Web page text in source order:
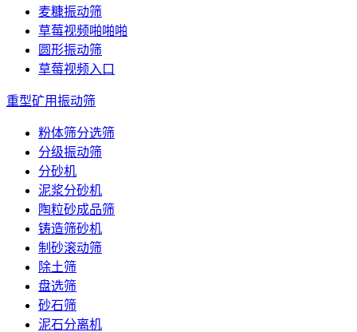
麦糠振动筛
草莓视频啪啪啪
圆形振动筛
草莓视频入口
重型矿用振动筛
粉体筛分选筛
分级振动筛
分砂机
泥浆分砂机
陶粒砂成品筛
铸造筛砂机
制砂滚动筛
除土筛
盘选筛
砂石筛
泥石分离机